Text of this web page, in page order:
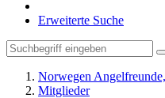
Erweiterte Suche
Norwegen
Mitglieder